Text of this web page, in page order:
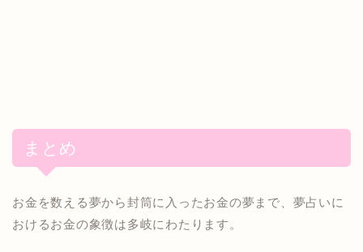
まとめ
お金を数える夢から封筒に入ったお金の夢まで、夢占いに
おけるお金の象徴は多岐にわたります。